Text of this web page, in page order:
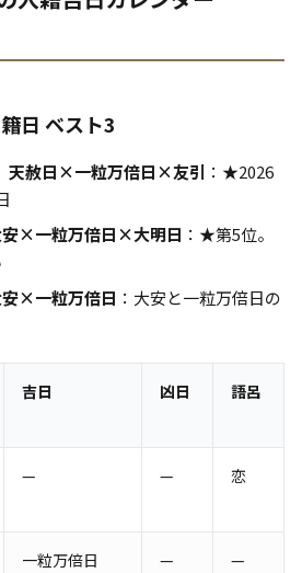
日 ベスト3
天赦日×一粒万倍日×友引 ：★2026
×一粒万倍日×大明日 ：★第5位。
×一粒万倍日 ：大安と一粒万倍日の
吉日 凶日 語呂
— — 恋
一粒万倍日 — —